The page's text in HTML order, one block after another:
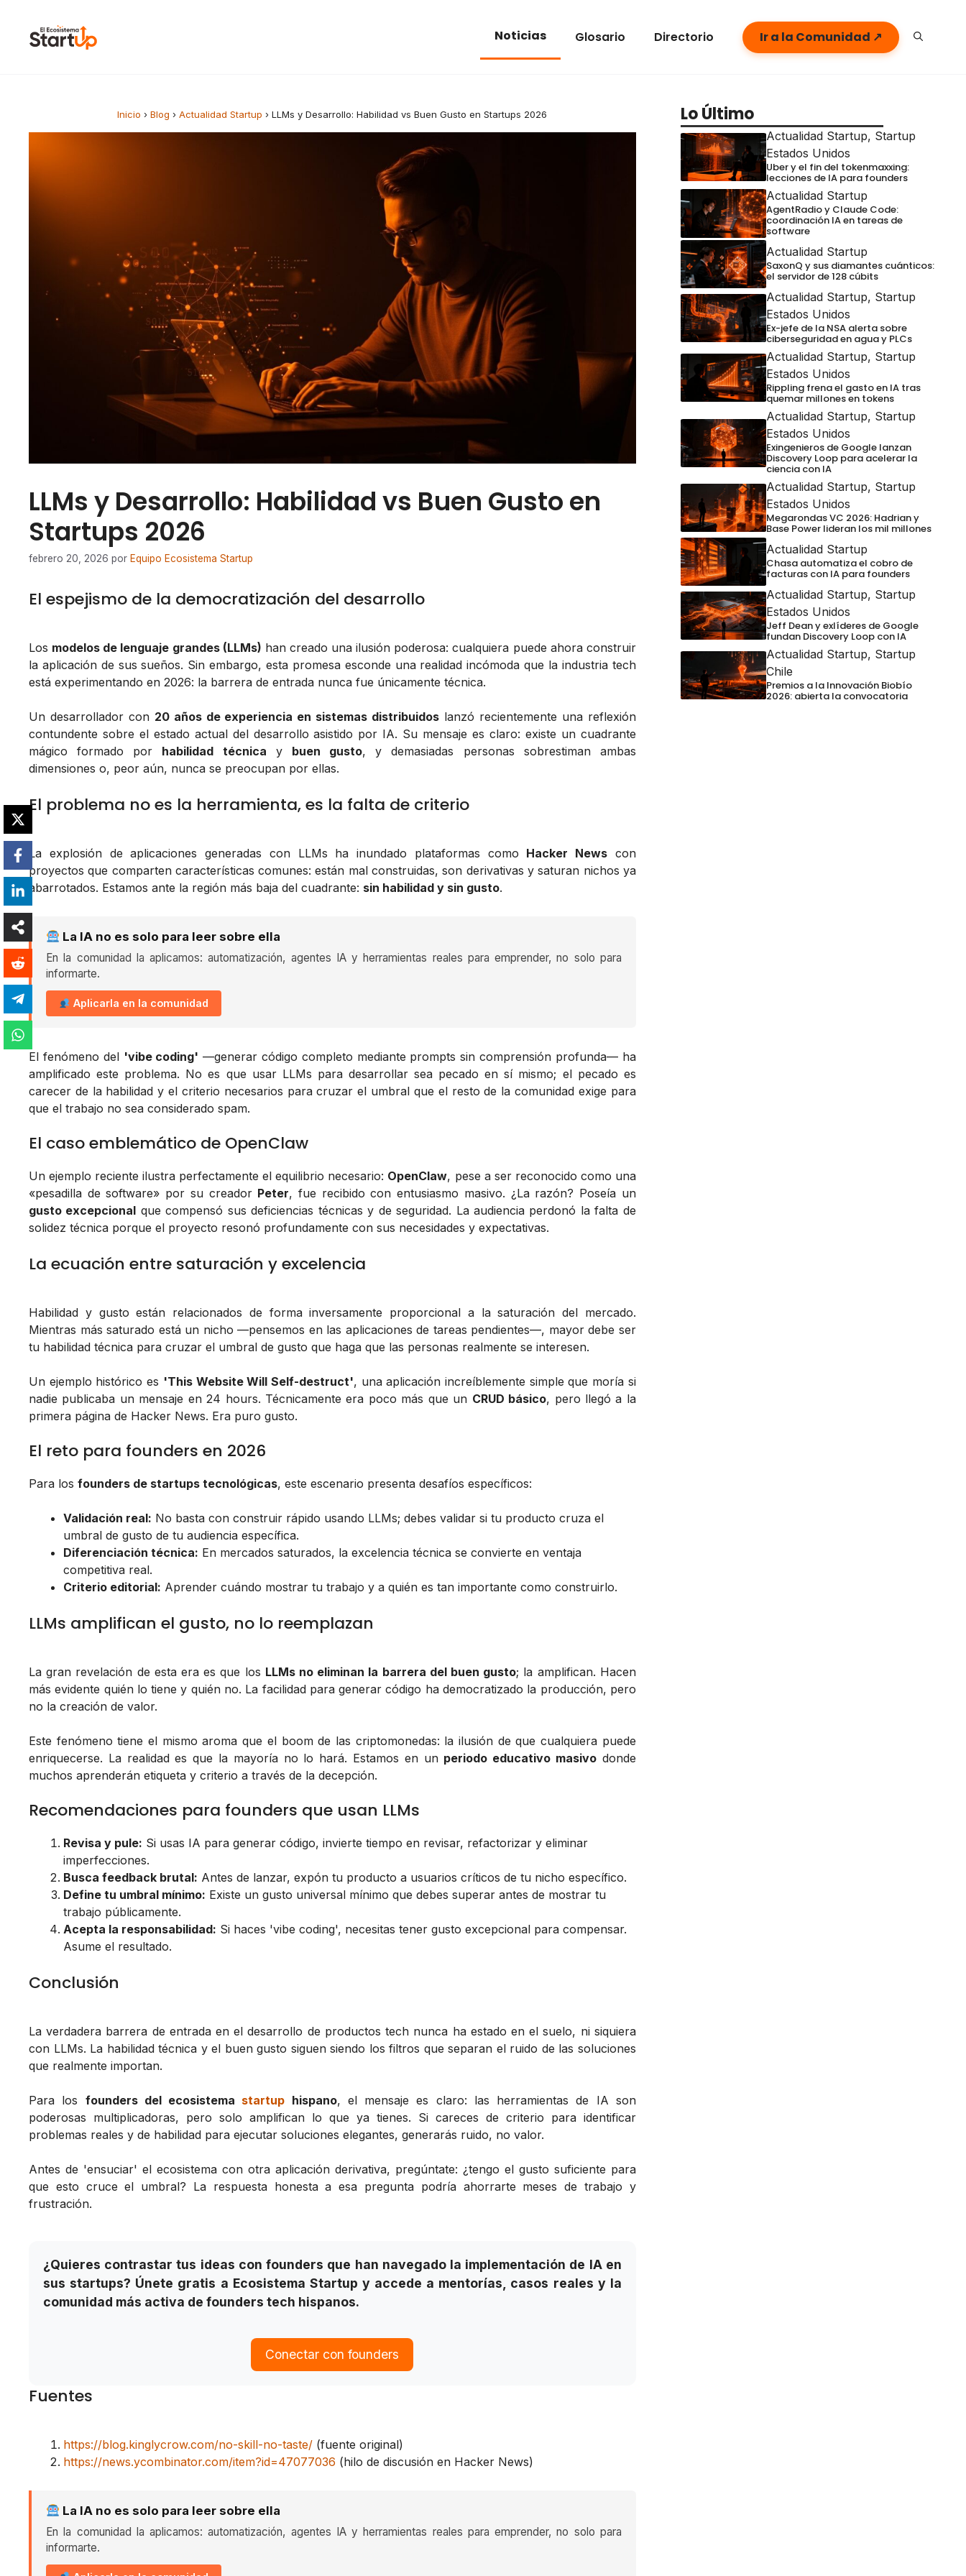
Noticias Glosario Directorio Ir a la Comunidad ↗
Inicio › Blog › Actualidad Startup › LLMs y Desarrollo: Habilidad vs Buen Gusto en Startups 2026
LLMs y Desarrollo: Habilidad vs Buen Gusto en
Startups 2026
febrero 20, 2026 por Equipo Ecosistema Startup
El espejismo de la democratización del desarrollo
Los modelos de lenguaje grandes (LLMs) han creado una ilusión poderosa: cualquiera puede ahora construir
la aplicación de sus sueños. Sin embargo, esta promesa esconde una realidad incómoda que la industria tech
está experimentando en 2026: la barrera de entrada nunca fue únicamente técnica.
Un desarrollador con 20 años de experiencia en sistemas distribuidos lanzó recientemente una reflexión
contundente sobre el estado actual del desarrollo asistido por IA. Su mensaje es claro: existe un cuadrante
mágico formado por habilidad técnica y buen gusto, y demasiadas personas sobrestiman ambas
dimensiones o, peor aún, nunca se preocupan por ellas.
El problema no es la herramienta, es la falta de criterio
La explosión de aplicaciones generadas con LLMs ha inundado plataformas como Hacker News con
proyectos que comparten características comunes: están mal construidas, son derivativas y saturan nichos ya
abarrotados. Estamos ante la región más baja del cuadrante: sin habilidad y sin gusto.
La IA no es solo para leer sobre ella
En la comunidad la aplicamos: automatización, agentes IA y herramientas reales para emprender, no solo para
informarte.
Aplicarla en la comunidad
El fenómeno del 'vibe coding' —generar código completo mediante prompts sin comprensión profunda— ha
amplificado este problema. No es que usar LLMs para desarrollar sea pecado en sí mismo; el pecado es
carecer de la habilidad y el criterio necesarios para cruzar el umbral que el resto de la comunidad exige para
que el trabajo no sea considerado spam.
El caso emblemático de OpenClaw
Un ejemplo reciente ilustra perfectamente el equilibrio necesario: OpenClaw, pese a ser reconocido como una
«pesadilla de software» por su creador Peter, fue recibido con entusiasmo masivo. ¿La razón? Poseía un
gusto excepcional que compensó sus deficiencias técnicas y de seguridad. La audiencia perdonó la falta de
solidez técnica porque el proyecto resonó profundamente con sus necesidades y expectativas.
La ecuación entre saturación y excelencia
Habilidad y gusto están relacionados de forma inversamente proporcional a la saturación del mercado.
Mientras más saturado está un nicho —pensemos en las aplicaciones de tareas pendientes—, mayor debe ser
tu habilidad técnica para cruzar el umbral de gusto que haga que las personas realmente se interesen.
Un ejemplo histórico es 'This Website Will Self-destruct', una aplicación increíblemente simple que moría si
nadie publicaba un mensaje en 24 hours. Técnicamente era poco más que un CRUD básico, pero llegó a la
primera página de Hacker News. Era puro gusto.
El reto para founders en 2026
Para los founders de startups tecnológicas, este escenario presenta desafíos específicos:
Validación real: No basta con construir rápido usando LLMs; debes validar si tu producto cruza el
umbral de gusto de tu audiencia específica.
Diferenciación técnica: En mercados saturados, la excelencia técnica se convierte en ventaja
competitiva real.
Criterio editorial: Aprender cuándo mostrar tu trabajo y a quién es tan importante como construirlo.
LLMs amplifican el gusto, no lo reemplazan
La gran revelación de esta era es que los LLMs no eliminan la barrera del buen gusto; la amplifican. Hacen
más evidente quién lo tiene y quién no. La facilidad para generar código ha democratizado la producción, pero
no la creación de valor.
Este fenómeno tiene el mismo aroma que el boom de las criptomonedas: la ilusión de que cualquiera puede
enriquecerse. La realidad es que la mayoría no lo hará. Estamos en un periodo educativo masivo donde
muchos aprenderán etiqueta y criterio a través de la decepción.
Recomendaciones para founders que usan LLMs
Revisa y pule: Si usas IA para generar código, invierte tiempo en revisar, refactorizar y eliminar
imperfecciones.
Busca feedback brutal: Antes de lanzar, expón tu producto a usuarios críticos de tu nicho específico.
Define tu umbral mínimo: Existe un gusto universal mínimo que debes superar antes de mostrar tu
trabajo públicamente.
Acepta la responsabilidad: Si haces 'vibe coding', necesitas tener gusto excepcional para compensar.
Asume el resultado.
Conclusión
La verdadera barrera de entrada en el desarrollo de productos tech nunca ha estado en el suelo, ni siquiera
con LLMs. La habilidad técnica y el buen gusto siguen siendo los filtros que separan el ruido de las soluciones
que realmente importan.
Para los founders del ecosistema startup hispano, el mensaje es claro: las herramientas de IA son
poderosas multiplicadoras, pero solo amplifican lo que ya tienes. Si careces de criterio para identificar
problemas reales y de habilidad para ejecutar soluciones elegantes, generarás ruido, no valor.
Antes de 'ensuciar' el ecosistema con otra aplicación derivativa, pregúntate: ¿tengo el gusto suficiente para
que esto cruce el umbral? La respuesta honesta a esa pregunta podría ahorrarte meses de trabajo y
frustración.
¿Quieres contrastar tus ideas con founders que han navegado la implementación de IA en
sus startups? Únete gratis a Ecosistema Startup y accede a mentorías, casos reales y la
comunidad más activa de founders tech hispanos.
Conectar con founders
Fuentes
https://blog.kinglycrow.com/no-skill-no-taste/ (fuente original)
https://news.ycombinator.com/item?id=47077036 (hilo de discusión en Hacker News)
La IA no es solo para leer sobre ella
En la comunidad la aplicamos: automatización, agentes IA y herramientas reales para emprender, no solo para
informarte.
Lo Último
Actualidad Startup, Startup
Estados Unidos
Uber y el fin del tokenmaxxing:
lecciones de IA para founders
Actualidad Startup
AgentRadio y Claude Code:
coordinación IA en tareas de
software
Actualidad Startup
SaxonQ y sus diamantes cuánticos:
el servidor de 128 cúbits
Actualidad Startup, Startup
Estados Unidos
Ex-jefe de la NSA alerta sobre
ciberseguridad en agua y PLCs
Actualidad Startup, Startup
Estados Unidos
Rippling frena el gasto en IA tras
quemar millones en tokens
Actualidad Startup, Startup
Estados Unidos
Exingenieros de Google lanzan
Discovery Loop para acelerar la
ciencia con IA
Actualidad Startup, Startup
Estados Unidos
Megarondas VC 2026: Hadrian y
Base Power lideran los mil millones
Actualidad Startup
Chasa automatiza el cobro de
facturas con IA para founders
Actualidad Startup, Startup
Estados Unidos
Jeff Dean y exlíderes de Google
fundan Discovery Loop con IA
Actualidad Startup, Startup
Chile
Premios a la Innovación Biobío
2026: abierta la convocatoria